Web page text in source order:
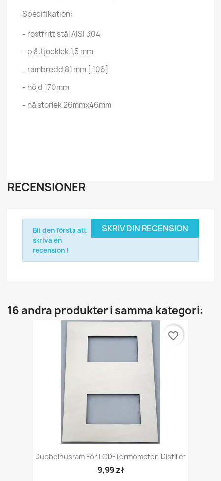
Specifikation:
- rostfritt stål AISI 304
- plåttjocklek 1,5 mm
- rambredd 81 mm [ 106]
- höjd 170mm
- hålstorlek 26mmx46mm
RECENSIONER
SKRIV DIN RECENSION
Bli den första att
skriva en
recension !
16 andra produkter i samma kategori:
Dubbelhusram För LCD-Termometer, Distiller
9,99 zł
favorite_border